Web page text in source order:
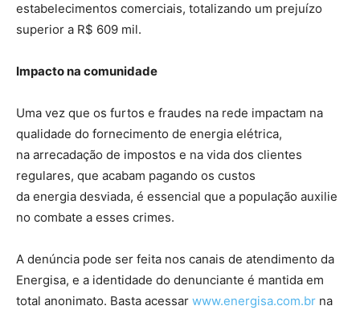
estabelecimentos comerciais, totalizando um prejuízo
superior a R$ 609 mil.
Impacto na comunidade
Uma vez que os furtos e fraudes na rede impactam na
qualidade do fornecimento de energia elétrica,
na arrecadação de impostos e na vida dos clientes
regulares, que acabam pagando os custos
da energia desviada, é essencial que a população auxilie
no combate a esses crimes.
A denúncia pode ser feita nos canais de atendimento da
Energisa, e a identidade do denunciante é mantida em
total anonimato. Basta acessar www.energisa.com.br na